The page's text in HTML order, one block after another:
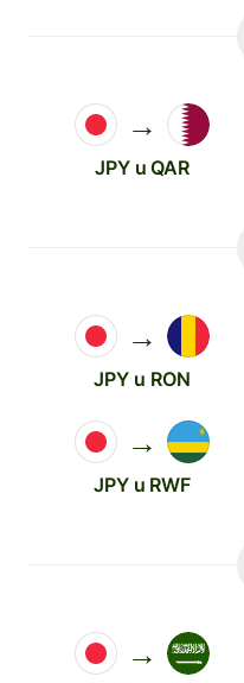
→
JPY u QAR
→
JPY u RON
→
JPY u RWF
→